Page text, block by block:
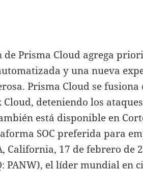
Prisma Cloud agrega
y una nueva
Prisma Cloud se fusiona
deteniendo los
está disponible en
SOC preferida para
California, 17 de febrero de
PANW), el líder mundial en